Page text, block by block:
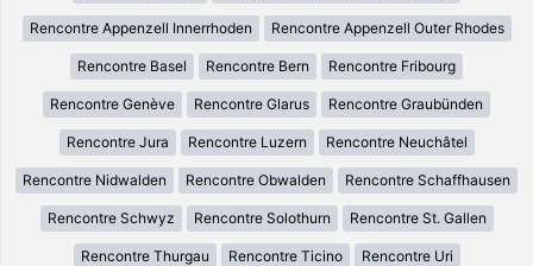
Rencontre Appenzell Innerrhoden Rencontre Appenzell Outer Rhodes
Rencontre Basel Rencontre Bern Rencontre Fribourg
Rencontre Genève Rencontre Glarus Rencontre Graubünden
Rencontre Jura Rencontre Luzern Rencontre Neuchâtel
Rencontre Nidwalden Rencontre Obwalden Rencontre Schaffhausen
Rencontre Schwyz Rencontre Solothurn Rencontre St. Gallen
Rencontre Thurgau Rencontre Ticino Rencontre Uri